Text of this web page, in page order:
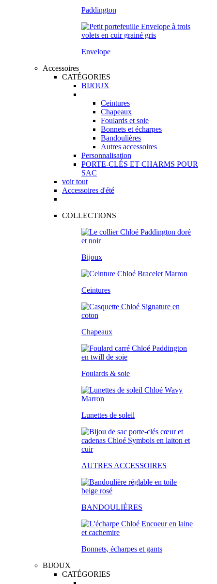
Paddington
Envelope
Accessoires
CATÉGORIES
BIJOUX
Ceintures
Chapeaux
Foulards et soie
Bonnets et écharpes
Bandoulières
Autres accessoires
Personnalisation
PORTE-CLÉS ET CHARMS POUR
SAC
voir tout
Accessoires d'été
COLLECTIONS
Bijoux
Ceintures
Chapeaux
Foulards & soie
Lunettes de soleil
AUTRES ACCESSOIRES
BANDOULIÈRES
Bonnets, écharpes et gants
BIJOUX
CATÉGORIES